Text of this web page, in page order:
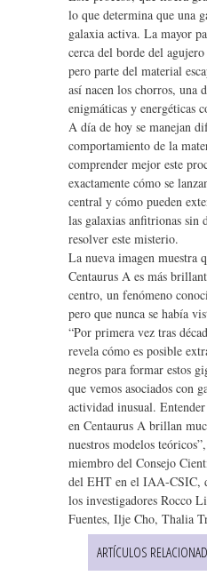
lo que determina que una
galaxia activa. La mayor
cerca del borde del
pero parte del material
así nacen los chorros, una
enigmáticas y energéticas
A día de hoy se manejan
comportamiento de la
comprender mejor este
exactamente cómo se
central y cómo pueden
las galaxias anfitrionas sin
resolver este misterio.
La nueva imagen muestra
Centaurus A es más
centro, un fenómeno
pero que nunca se había
“Por primera vez tras
revela cómo es posible
negros para formar estos
que vemos asociados con
actividad inusual.
en Centaurus A brillan
nuestros modelos
miembro del Consejo
del EHT en el IAA-CSIC,
los investigadores Rocco
Fuentes, Ilje Cho, Thalia
ARTÍCULOS